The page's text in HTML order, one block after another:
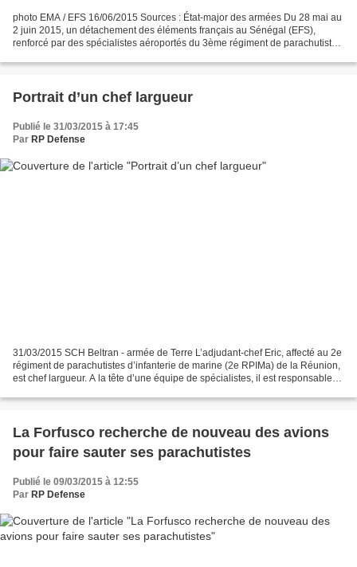
photo EMA / EFS 16/06/2015 Sources : État-major des armées Du 28 mai au
2 juin 2015, un détachement des éléments français au Sénégal (EFS),
renforcé par des spécialistes aéroportés du 3ème régiment de parachutistes
Portrait d’un chef largueur
Publié le 31/03/2015 à 17:45
Par RP Defense
31/03/2015 SCH Beltran - armée de Terre L’adjudant-chef Eric, affecté au 2e
régiment de parachutistes d’infanterie de marine (2e RPIMa) de la Réunion,
est chef largueur. A la tête d’une équipe de spécialistes, il est responsable
La Forfusco recherche de nouveau des avions
pour faire sauter ses parachutistes
Publié le 09/03/2015 à 12:55
Par RP Defense